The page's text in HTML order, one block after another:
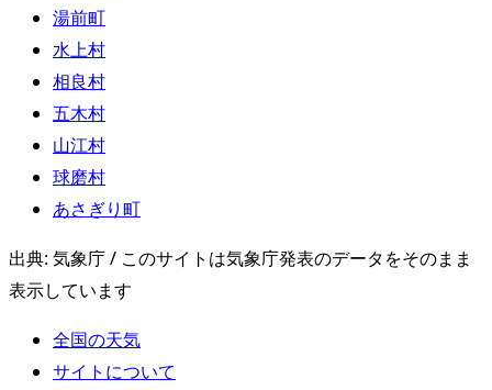
湯前町
水上村
相良村
五木村
山江村
球磨村
あさぎり町
出典: 気象庁 / このサイトは気象庁発表のデータをそのまま
表示しています
全国の天気
サイトについて